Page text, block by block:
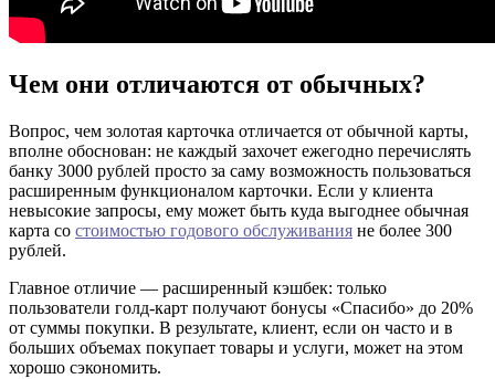
Чем они отличаются от обычных?
Вопрос, чем золотая карточка отличается от обычной карты,
вполне обоснован: не каждый захочет ежегодно перечислять
банку 3000 рублей просто за саму возможность пользоваться
расширенным функционалом карточки. Если у клиента
невысокие запросы, ему может быть куда выгоднее обычная
карта со стоимостью годового обслуживания не более 300
рублей.
Главное отличие — расширенный кэшбек: только
пользователи голд-карт получают бонусы «Спасибо» до 20%
от суммы покупки. В результате, клиент, если он часто и в
больших объемах покупает товары и услуги, может на этом
хорошо сэкономить.